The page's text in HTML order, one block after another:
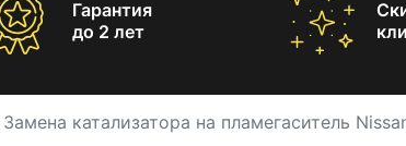
Гарантия
до 2 лет
Замена катализатора на пламегаситель